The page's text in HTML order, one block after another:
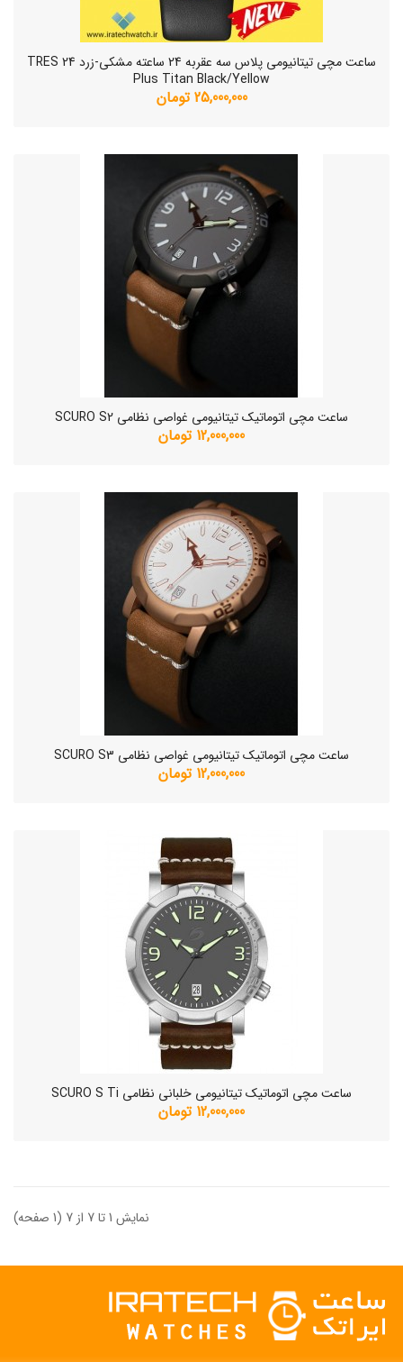
ساعت مچی تیتانیومی پلاس سه عقربه 24 ساعته مشکی-زرد TRES 24
Plus Titan Black/Yellow
25,000,000 تومان
ساعت مچی اتوماتیک تیتانیومی غواصی نظامی SCURO S2
12,000,000 تومان
ساعت مچی اتوماتیک تیتانیومی غواصی نظامی SCURO S3
12,000,000 تومان
ساعت مچی اتوماتیک تیتانیومی خلبانی نظامی SCURO S Ti
12,000,000 تومان
نمایش 1 تا 7 از 7 (1 صفحه)